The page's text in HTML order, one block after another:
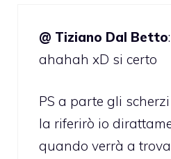
@ Tiziano Dal Betto:
ahahah xD si certo
PS a parte gli
la riferirò io
quando verrà a